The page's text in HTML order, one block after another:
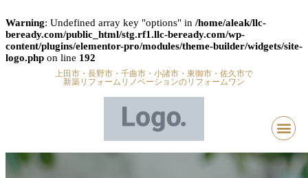
Warning: Undefined array key "options" in /home/aleak/llc-
beready.com/public_html/stg.rf1.llc-beready.com/wp-
content/plugins/elementor-pro/modules/theme-builder/widgets/site-
logo.php on line 192
上田市・長野市・千曲市・小諸市・東御市・佐久市で
新築リフォームリノベーションのリフォームワン